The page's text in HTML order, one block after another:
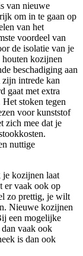
van nieuwe
om in te gaan op
van het
voordeel van
de isolatie van je
kozijnen
beschadiging aan
zijn intrede kan
gaat met extra
stoken tegen
voor kunststof
zich mee dat je
nuttige
je kozijnen laat
er vaak ook op
zo prettig, je wilt
Nieuwe kozijnen
een mogelijke
vaak ook
is dan ook